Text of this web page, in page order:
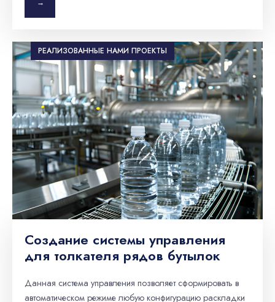
РЕАЛИЗОВАННЫЕ НАМИ ПРОЕКТЫ
Создание системы управления
для толкателя рядов бутылок
Данная система управления позволяет сформировать в
автоматическом режиме любую конфигурацию раскладки